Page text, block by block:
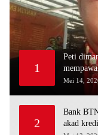
1
Peti
sebagai
Mei 14,
2
Bank
akad